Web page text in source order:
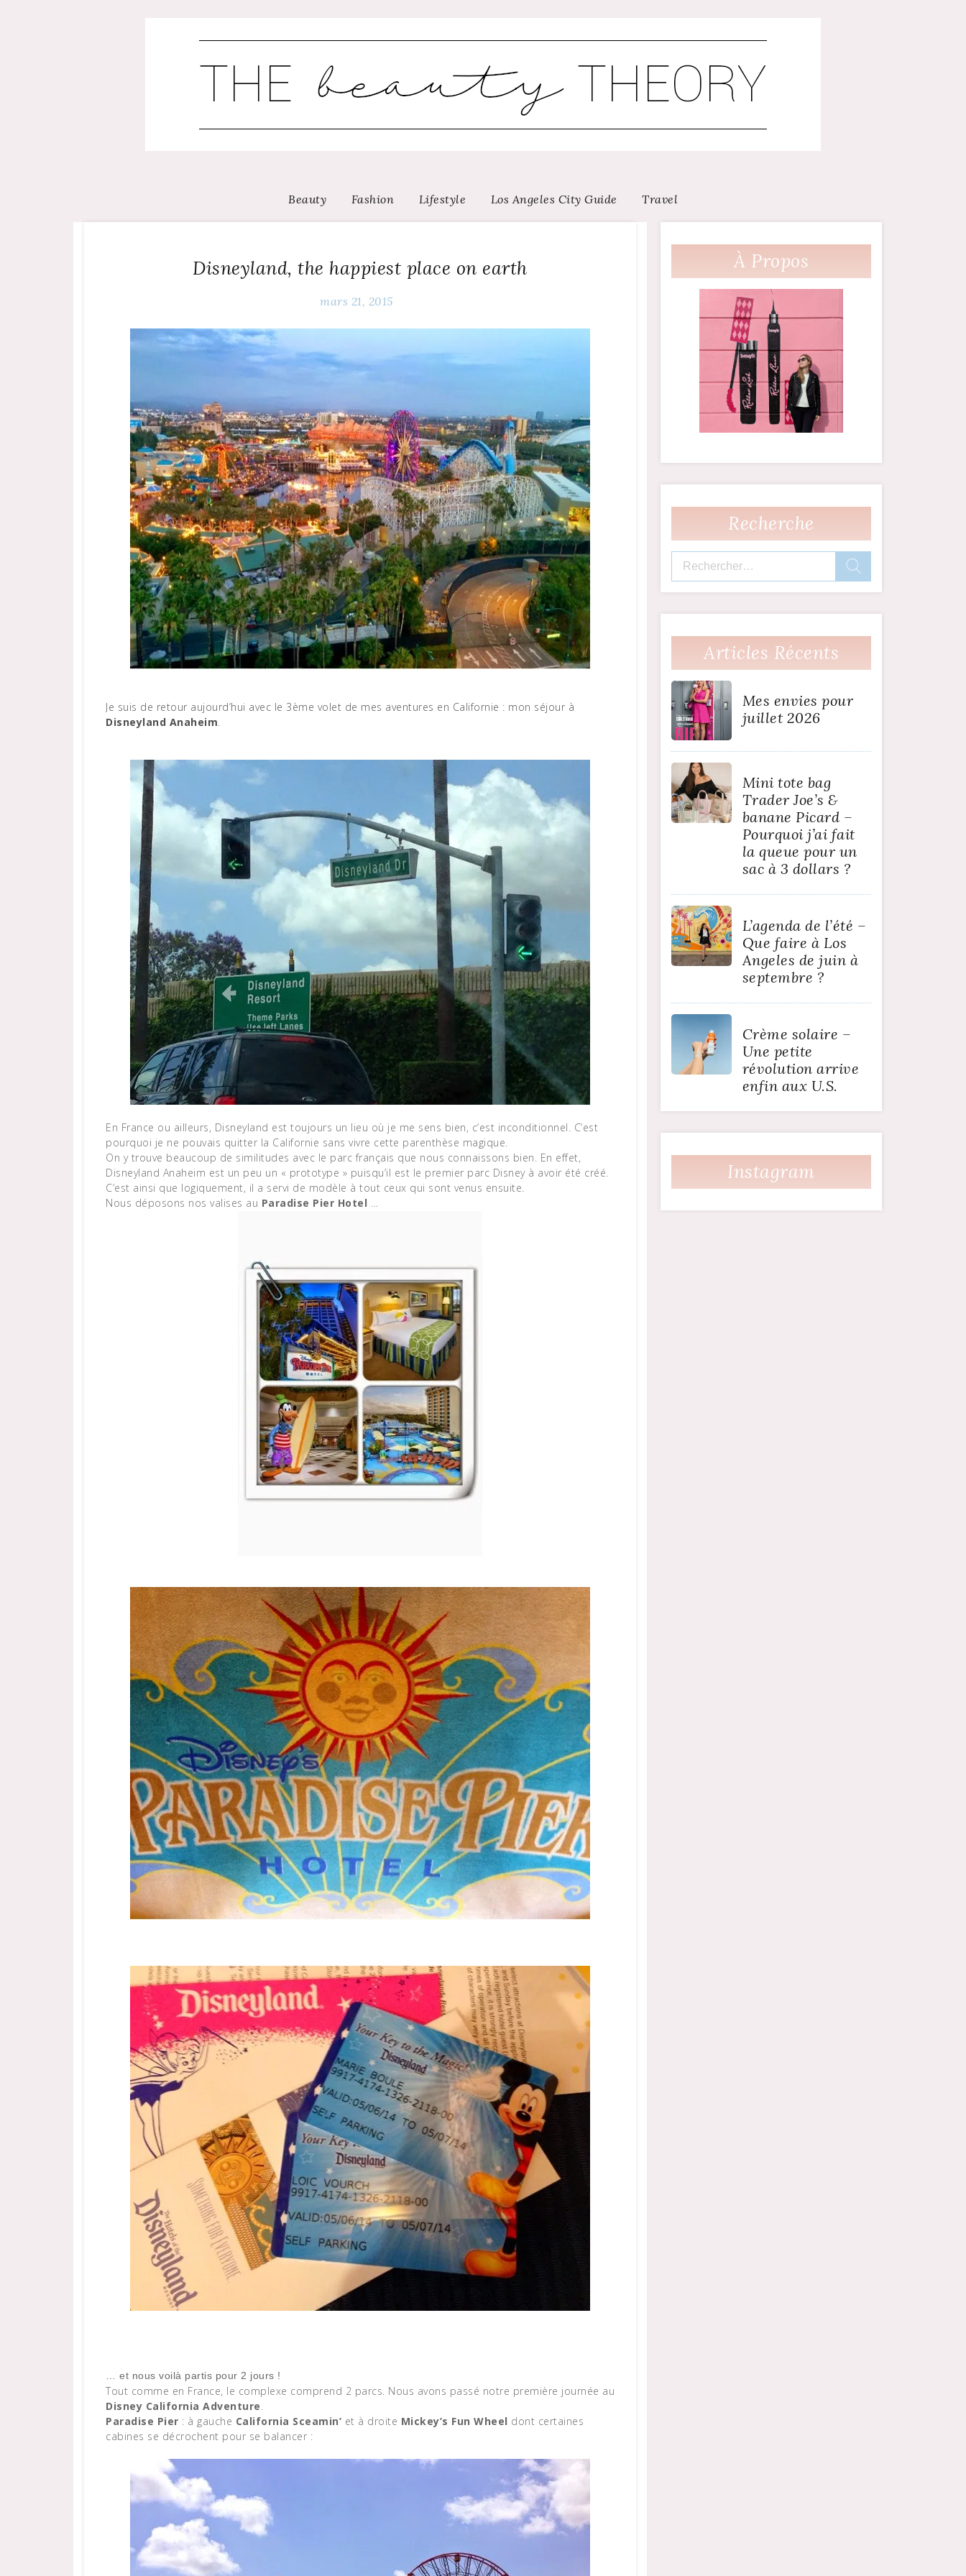
Beauty Fashion Lifestyle Los Angeles City Guide Travel
Disneyland, the happiest place on earth
mars 21, 2015
Je suis de retour aujourd’hui avec le 3ème volet de mes aventures en Californie : mon séjour à
Disneyland Anaheim.
En France ou ailleurs, Disneyland est toujours un lieu où je me sens bien, c’est inconditionnel. C’est
pourquoi je ne pouvais quitter la Californie sans vivre cette parenthèse magique.
On y trouve beaucoup de similitudes avec le parc français que nous connaissons bien. En effet,
Disneyland Anaheim est un peu un « prototype » puisqu’il est le premier parc Disney à avoir été créé.
C’est ainsi que logiquement, il a servi de modèle à tout ceux qui sont venus ensuite.
Nous déposons nos valises au Paradise Pier Hotel …
… et nous voilà partis pour 2 jours !
Tout comme en France, le complexe comprend 2 parcs. Nous avons passé notre première journée au
Disney California Adventure.
Paradise Pier : à gauche California Sceamin’ et à droite Mickey’s Fun Wheel dont certaines
cabines se décrochent pour se balancer :
À Propos
Recherche
Rechercher :
Articles Récents
Mes envies pour
juillet 2026
Mini tote bag
Trader Joe’s &
banane Picard –
Pourquoi j’ai fait
la queue pour un
sac à 3 dollars ?
L’agenda de l’été –
Que faire à Los
Angeles de juin à
septembre ?
Crème solaire –
Une petite
révolution arrive
enfin aux U.S.
Instagram